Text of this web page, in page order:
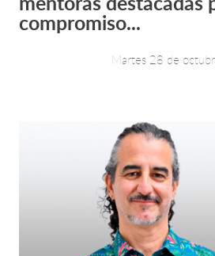
compromiso...
Martes 28 de